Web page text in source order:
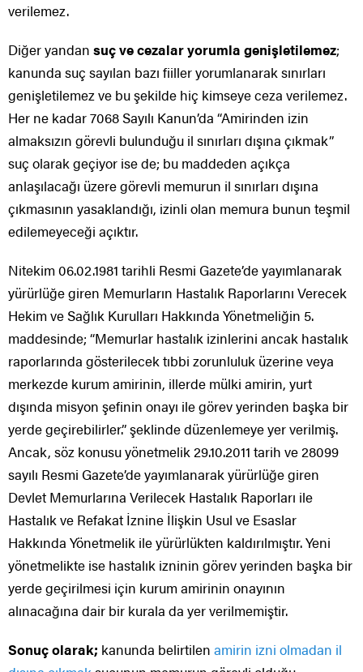
verilemez.
Diğer yandan suç ve cezalar yorumla genişletilemez;
kanunda suç sayılan bazı fiiller yorumlanarak sınırları
genişletilemez ve bu şekilde hiç kimseye ceza verilemez.
Her ne kadar 7068 Sayılı Kanun’da “Amirinden izin
almaksızın görevli bulunduğu il sınırları dışına çıkmak”
suç olarak geçiyor ise de; bu maddeden açıkça
anlaşılacağı üzere görevli memurun il sınırları dışına
çıkmasının yasaklandığı, izinli olan memura bunun teşmil
edilemeyeceği açıktır.
Nitekim 06.02.1981 tarihli Resmi Gazete’de yayımlanarak
yürürlüğe giren Memurların Hastalık Raporlarını Verecek
Hekim ve Sağlık Kurulları Hakkında Yönetmeliğin 5.
maddesinde; “Memurlar hastalık izinlerini ancak hastalık
raporlarında gösterilecek tıbbi zorunluluk üzerine veya
merkezde kurum amirinin, illerde mülki amirin, yurt
dışında misyon şefinin onayı ile görev yerinden başka bir
yerde geçirebilirler.” şeklinde düzenlemeye yer verilmiş.
Ancak, söz konusu yönetmelik 29.10.2011 tarih ve 28099
sayılı Resmi Gazete’de yayımlanarak yürürlüğe giren
Devlet Memurlarına Verilecek Hastalık Raporları ile
Hastalık ve Refakat İznine İlişkin Usul ve Esaslar
Hakkında Yönetmelik ile yürürlükten kaldırılmıştır. Yeni
yönetmelikte ise hastalık izninin görev yerinden başka bir
yerde geçirilmesi için kurum amirinin onayının
alınacağına dair bir kurala da yer verilmemiştir.
Sonuç olarak; kanunda belirtilen amirin izni olmadan il